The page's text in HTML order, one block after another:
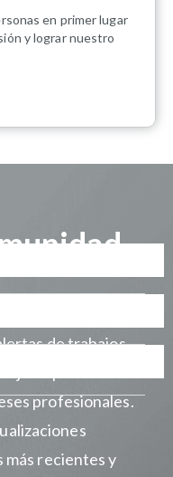
en primer lugar
y lograr nuestro
de trabajos
disponibles
profesionales.
más recientes y